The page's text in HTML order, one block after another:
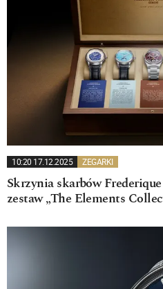
10:20 17.12.2025 ZEGARKI
Skrzynia skarbów
zestaw „The Elements